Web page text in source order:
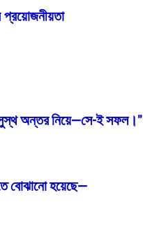
অন্তর নিয়ে—সে-ই সফল।”
বোঝানো হয়েছে—